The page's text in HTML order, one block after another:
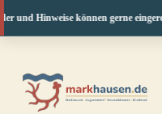
Hinweise können gerne
springen